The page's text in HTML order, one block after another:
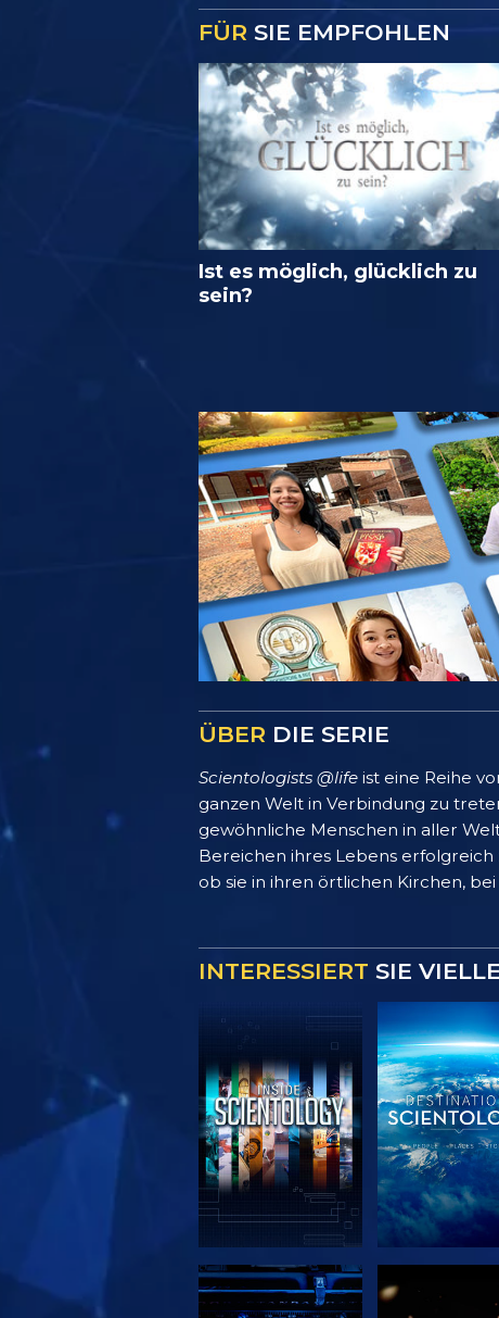
FÜR SIE EMPFOHLEN
Ist es möglich, glücklich zu
sein?
ÜBER DIE SERIE
Scientologists @life ist eine Reihe
ganzen Welt in Verbindung zu
gewöhnliche Menschen in aller
Bereichen ihres Lebens erfolgreich
ob sie in ihren örtlichen Kirchen,
INTERESSIERT SIE